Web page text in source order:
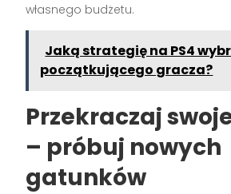
własnego budżetu.
Jaką strategię na PS4
początkującego gracza?
Przekraczaj
– próbuj nowych
gatunków